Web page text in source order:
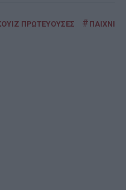
ΠΡΩΤΕΥΟΥΣΕΣ #